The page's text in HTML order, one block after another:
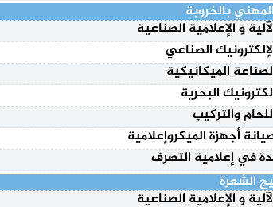
بالخروبة
و الإعلامية الصناعية
الصناعي
الميكانيكية
البحرية
والتركيب
أجهزة الميكروإعلامية
في إعلامية التصرف
الشعرة
و الإعلامية الصناعية